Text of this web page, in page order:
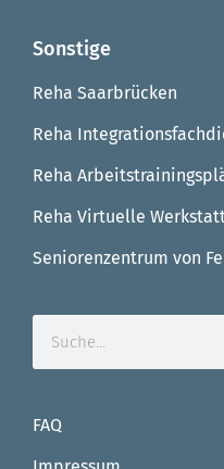
Sonstige
Reha Saarbrücken
Reha
Reha
Reha Virtuelle
Seniorenzentrum von
FAQ